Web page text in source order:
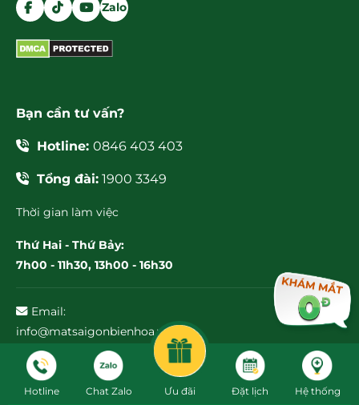
Hotline Chat Zalo Ưu đãi Đặt lịch Hệ thống
Zalo
Bạn cần tư vấn?
Hotline: 0846 403 403
Tổng đài: 1900 3349
Thời gian làm việc
Thứ Hai - Thứ Bảy:
7h00 - 11h30, 13h00 - 16h30
Email:
info@matsaigonbienhoa.vn
Hệ thống bệnh viện